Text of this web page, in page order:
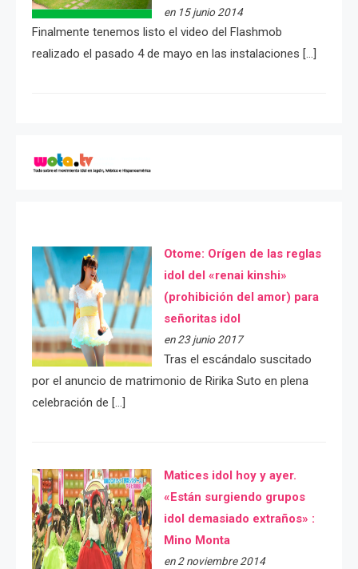
en 15 junio 2014
Finalmente tenemos listo el video del Flashmob
realizado el pasado 4 de mayo en las instalaciones […]
Otome: Orígen de las reglas
idol del «renai kinshi»
(prohibición del amor) para
señoritas idol
en 23 junio 2017
Tras el escándalo suscitado
por el anuncio de matrimonio de Ririka Suto en plena
celebración de […]
Matices idol hoy y ayer.
«Están surgiendo grupos
idol demasiado extraños» :
Mino Monta
en 2 noviembre 2014